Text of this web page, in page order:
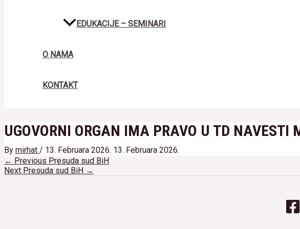
EDUKACIJE – SEMINARI
O NAMA
KONTAKT
UGOVORNI ORGAN IMA PRAVO U TD NAVESTI
By mirhat / 13. Februara 2026. 13. Februara 2026.
Navigacija
članaka
← Previous Presuda sud BiH
Next Presuda sud BiH →